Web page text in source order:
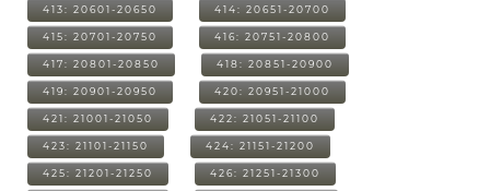
413: 20601-20650 414: 20651-20700
415: 20701-20750 416: 20751-20800
417: 20801-20850 418: 20851-20900
419: 20901-20950 420: 20951-21000
421: 21001-21050 422: 21051-21100
423: 21101-21150 424: 21151-21200
425: 21201-21250 426: 21251-21300